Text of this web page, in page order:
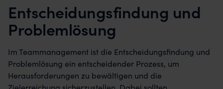
Entscheidungsfindung und
Problemlösung
Im Teammanagement ist die Entscheidungsfindung und
Problemlösung ein entscheidender Prozess, um
Herausforderungen zu bewältigen und die